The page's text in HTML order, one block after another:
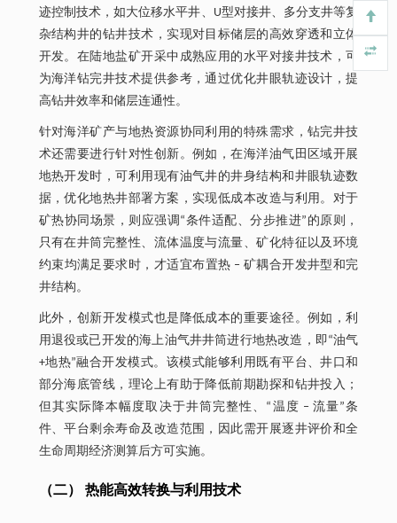
迹控制技术，如大位移水平井、U型对接井、多分支井等复
杂结构井的钻井技术，实现对目标储层的高效穿透和立体
开发。在陆地盐矿开采中成熟应用的水平对接井技术，可
为海洋钻完井技术提供参考，通过优化井眼轨迹设计，提
高钻井效率和储层连通性。
针对海洋矿产与地热资源协同利用的特殊需求，钻完井技
术还需要进行针对性创新。例如，在海洋油气田区域开展
地热开发时，可利用现有油气井的井身结构和井眼轨迹数
据，优化地热井部署方案，实现低成本改造与利用。对于
矿热协同场景，则应强调“条件适配、分步推进”的原则，
只有在井筒完整性、流体温度与流量、矿化特征以及环境
约束均满足要求时，才适宜布置热 ‒ 矿耦合开发井型和完
井结构。
此外，创新开发模式也是降低成本的重要途径。例如，利
用退役或已开发的海上油气井井筒进行地热改造，即“油气
+地热”融合开发模式。该模式能够利用既有平台、井口和
部分海底管线，理论上有助于降低前期勘探和钻井投入；
但其实际降本幅度取决于井筒完整性、“温度 ‒ 流量”条
件、平台剩余寿命及改造范围，因此需开展逐井评价和全
生命周期经济测算后方可实施。
（二） 热能高效转换与利用技术